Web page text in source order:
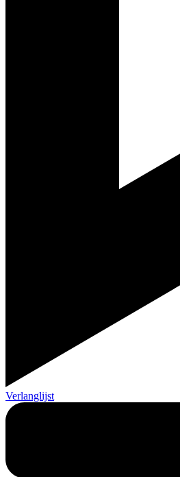
Verlanglijst